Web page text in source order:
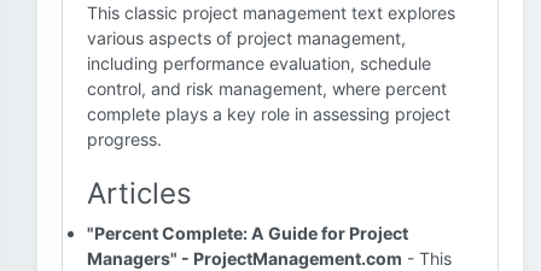
This classic project management text explores
various aspects of project management,
including performance evaluation, schedule
control, and risk management, where percent
complete plays a key role in assessing project
progress.
Articles
"Percent Complete: A Guide for Project
Managers" - ProjectManagement.com - This